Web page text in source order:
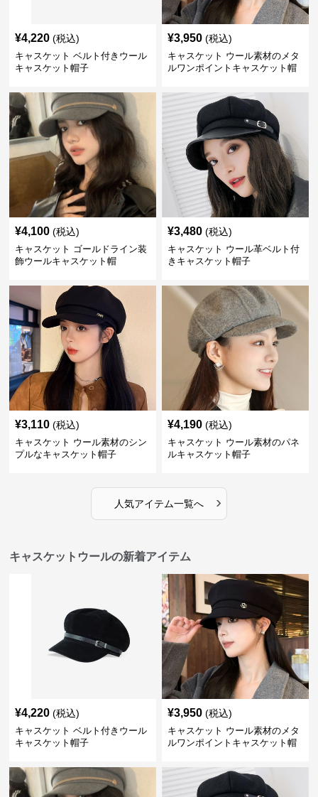
¥4,220 (税込)
キャスケット ベルト付きウール
キャスケット帽子
¥3,950 (税込)
キャスケット ウール素材のメタ
ルワンポイントキャスケット帽
¥4,100 (税込)
キャスケット ゴールドライン装
飾ウールキャスケット帽
¥3,480 (税込)
キャスケット ウール革ベルト付
きキャスケット帽子
¥3,110 (税込)
キャスケット ウール素材のシン
プルなキャスケット帽子
¥4,190 (税込)
キャスケット ウール素材のパネ
ルキャスケット帽子
人気アイテム一覧へ ›
キャスケットウールの新着アイテム
¥4,220 (税込)
キャスケット ベルト付きウール
キャスケット帽子
¥3,950 (税込)
キャスケット ウール素材のメタ
ルワンポイントキャスケット帽